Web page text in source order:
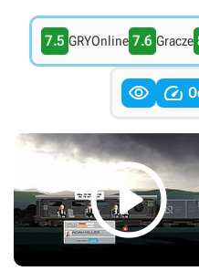
7.5 GRYOnline 7.6 Gracze
 
